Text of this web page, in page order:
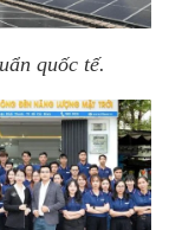
quốc tế.